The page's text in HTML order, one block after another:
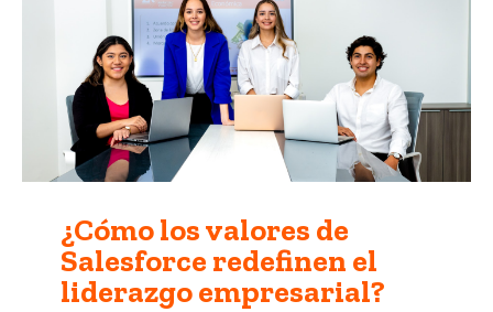
¿Cómo los valores de
Salesforce redefinen el
liderazgo empresarial?